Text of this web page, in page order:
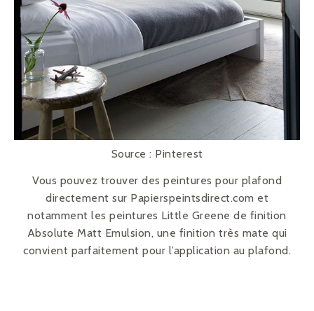
Source : Pinterest
Vous pouvez trouver des peintures pour plafond
directement sur Papierspeintsdirect.com et
notamment les peintures Little Greene de finition
Absolute Matt Emulsion, une finition très mate qui
convient parfaitement pour l’application au plafond.